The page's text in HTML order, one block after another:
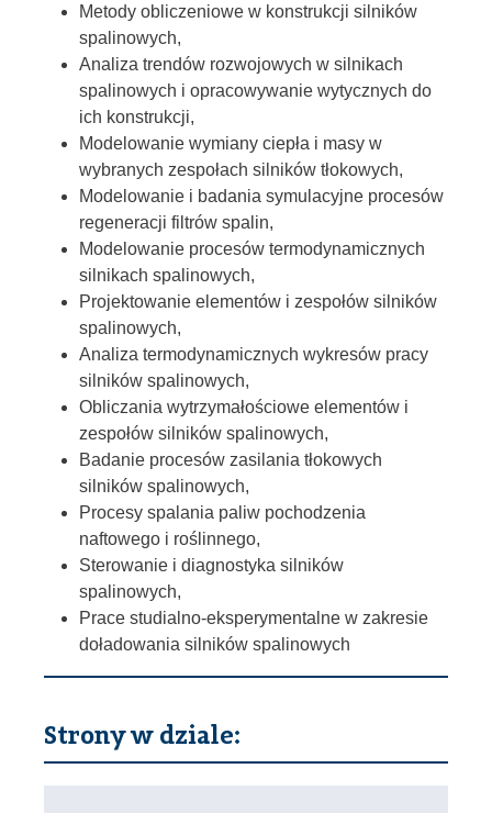
Metody obliczeniowe w konstrukcji silników
spalinowych,
Analiza trendów rozwojowych w silnikach
spalinowych i opracowywanie wytycznych do
ich konstrukcji,
Modelowanie wymiany ciepła i masy w
wybranych zespołach silników tłokowych,
Modelowanie i badania symulacyjne procesów
regeneracji filtrów spalin,
Modelowanie procesów termodynamicznych
silnikach spalinowych,
Projektowanie elementów i zespołów silników
spalinowych,
Analiza termodynamicznych wykresów pracy
silników spalinowych,
Obliczania wytrzymałościowe elementów i
zespołów silników spalinowych,
Badanie procesów zasilania tłokowych
silników spalinowych,
Procesy spalania paliw pochodzenia
naftowego i roślinnego,
Sterowanie i diagnostyka silników
spalinowych,
Prace studialno-eksperymentalne w zakresie
doładowania silników spalinowych
Strony w dziale: